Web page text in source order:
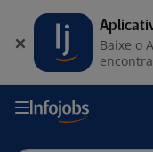
Baixe o